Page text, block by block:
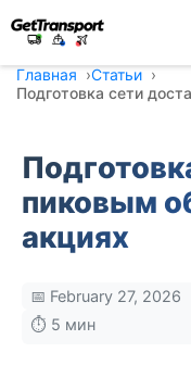
Главная
Статьи
Подготовка сети
пиковым
акциях
📅 February 27, 2026
⏱️ 5 мин